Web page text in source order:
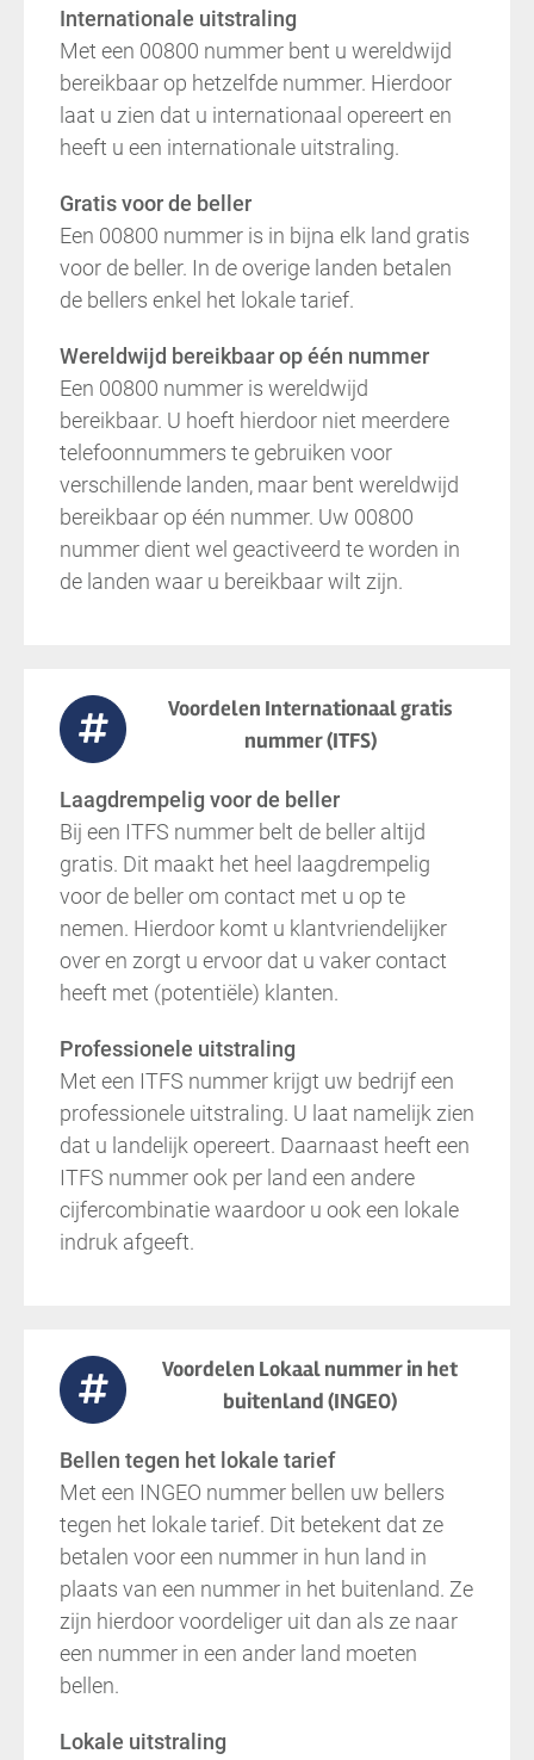
Internationale uitstraling
Met een 00800 nummer bent u wereldwijd
bereikbaar op hetzelfde nummer. Hierdoor
laat u zien dat u internationaal opereert en
heeft u een internationale uitstraling.
Gratis voor de beller
Een 00800 nummer is in bijna elk land gratis
voor de beller. In de overige landen betalen
de bellers enkel het lokale tarief.
Wereldwijd bereikbaar op één nummer
Een 00800 nummer is wereldwijd
bereikbaar. U hoeft hierdoor niet meerdere
telefoonnummers te gebruiken voor
verschillende landen, maar bent wereldwijd
bereikbaar op één nummer. Uw 00800
nummer dient wel geactiveerd te worden in
de landen waar u bereikbaar wilt zijn.
Voordelen Internationaal gratis
nummer (ITFS)
Laagdrempelig voor de beller
Bij een ITFS nummer belt de beller altijd
gratis. Dit maakt het heel laagdrempelig
voor de beller om contact met u op te
nemen. Hierdoor komt u klantvriendelijker
over en zorgt u ervoor dat u vaker contact
heeft met (potentiële) klanten.
Professionele uitstraling
Met een ITFS nummer krijgt uw bedrijf een
professionele uitstraling. U laat namelijk zien
dat u landelijk opereert. Daarnaast heeft een
ITFS nummer ook per land een andere
cijfercombinatie waardoor u ook een lokale
indruk afgeeft.
Voordelen Lokaal nummer in het
buitenland (INGEO)
Bellen tegen het lokale tarief
Met een INGEO nummer bellen uw bellers
tegen het lokale tarief. Dit betekent dat ze
betalen voor een nummer in hun land in
plaats van een nummer in het buitenland. Ze
zijn hierdoor voordeliger uit dan als ze naar
een nummer in een ander land moeten
bellen.
Lokale uitstraling